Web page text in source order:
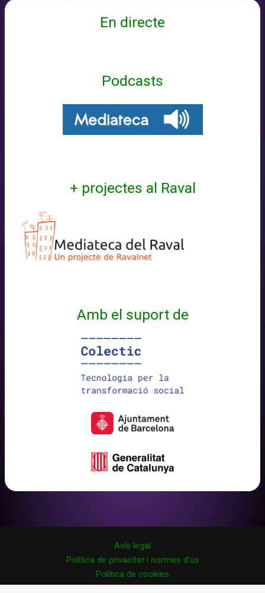
En directe
Podcasts
+ projectes al Raval
Amb el suport de
Avís legal
Política de privacitat i normes d’ús
Política de cookies